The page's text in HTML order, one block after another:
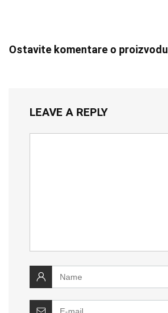
Ostavite komentare o proizvodu
LEAVE A REPLY